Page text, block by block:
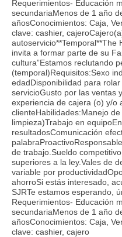
Requerimientos- Educación
secundariaMenos de 1 año
añosConocimientos: Caja,
clave: cashier,
autoservicio**Temporal**The
invita a formar parte de su
cultura”Estamos reclutando
(temporal)Requisitos:Sexo
edadDisponibilidad para
servicioGusto por las ventas
experiencia de cajera (o) y/o
clienteHabilidades:Manejo
limpieza)Trabajo en
resultadosComunicación
de trabajo.Sueldo
superiores a la ley.Vales de
variable por
ahorroSi estás interesado,
SJRTe estamos esperando,
Requerimientos- Educación
secundariaMenos de 1 año
añosConocimientos: Caja,
clave: cashier, cajero